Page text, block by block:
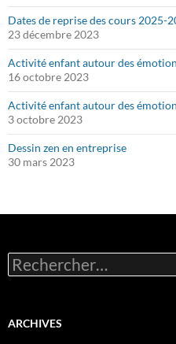
Dates de reprise des cours 2025-
23 décembre 2023
Activité enfant autour des
16 octobre 2023
Activité enfant autour des
3 octobre 2023
Dessin zen en entreprise
30 mars 2023
Rechercher :
ARCHIVES